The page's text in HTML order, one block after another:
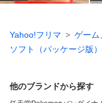
Yahoo!フリマ ゲーム
ソフト（パッケージ版）
他のブランドから探す